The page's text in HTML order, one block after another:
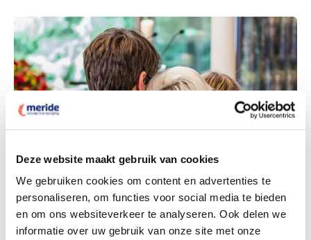
Deze website maakt gebruik van cookies
We gebruiken cookies om content en advertenties te
personaliseren, om functies voor social media te bieden
en om ons websiteverkeer te analyseren. Ook delen we
informatie over uw gebruik van onze site met onze
Dit kost een crematie
Bekijk tarieven voor crematie